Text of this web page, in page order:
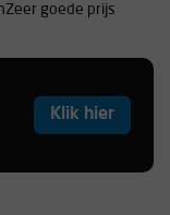
goede prijs
deze was lekker
Klik hier